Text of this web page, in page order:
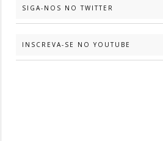
SIGA-NOS NO TWITTER
INSCREVA-SE NO YOUTUBE